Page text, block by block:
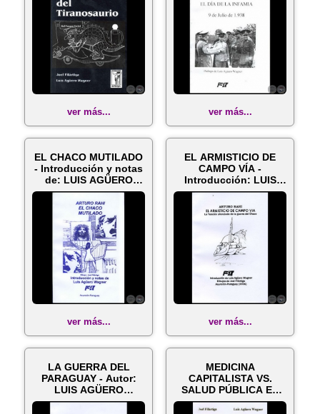
ver más... ver más...
EL CHACO MUTILADO
- Introducción y notas
de: LUIS AGÜERO
WAGNER
ver más...
EL ARMISTICIO DE
CAMPO VÍA -
Introducción: LUIS
AGÜERO WAGNER -
ver más...
LA GUERRA DEL
PARAGUAY - Autor:
LUIS AGÜERO
WAGNER - Año 2006
MEDICINA
CAPITALISTA VS.
SALUD PÚBLICA EN
PARAGUAY